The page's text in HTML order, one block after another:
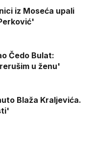
iz Moseća upali
Čedo Bulat:
u ženu'
Blaža Kraljevića.